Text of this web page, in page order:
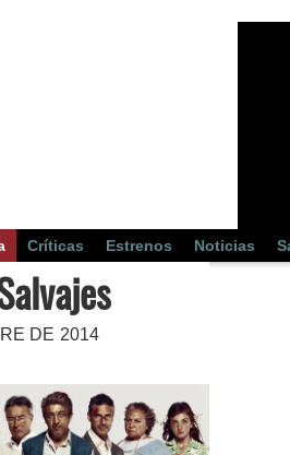
Críticas Estrenos Noticias
DE 2014